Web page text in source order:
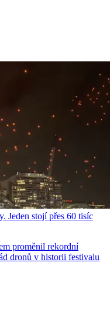
Jeden stojí přes 60 tisíc
proměnil rekordní
dronů v historii festivalu